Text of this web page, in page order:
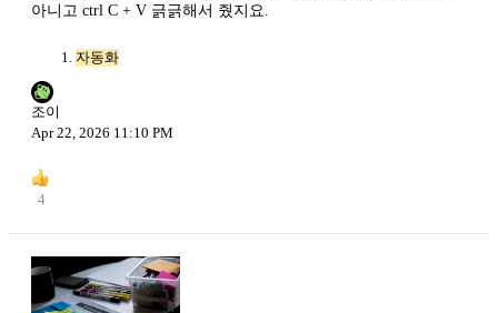
아니고 ctrl C + V 긁긁해서 줬지요.
자동화
조이
Apr 22, 2026 11:10 PM
4